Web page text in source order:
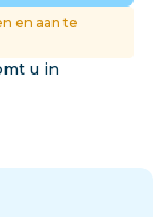
en aan te
u in